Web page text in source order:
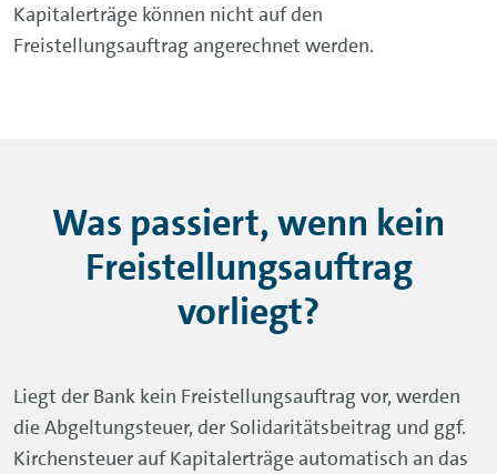
Kapitalerträge können nicht auf den
Freistellungsauftrag angerechnet werden.
Was passiert, wenn kein
Freistellungsauftrag
vorliegt?
Liegt der Bank kein Freistellungsauftrag vor, werden
die Abgeltungsteuer, der Solidaritätsbeitrag und ggf.
Kirchensteuer auf Kapitalerträge automatisch an das